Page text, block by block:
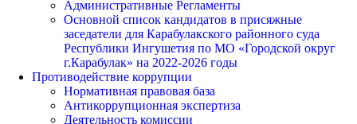
Административные Регламенты
Основной список кандидатов в присяжные
заседатели для Карабулакского районного суда
Республики Ингушетия по МО «Городской округ
г.Карабулак» на 2022-2026 годы
Противодействие коррупции
Нормативная правовая база
Антикоррупционная экспертиза
Деятельность комиссии